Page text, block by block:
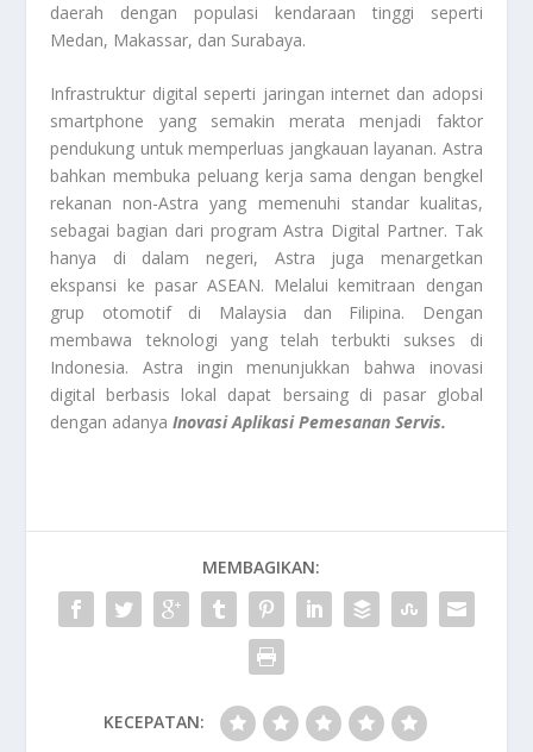
daerah dengan populasi kendaraan tinggi seperti
Medan, Makassar, dan Surabaya.
Infrastruktur digital seperti jaringan internet dan adopsi
smartphone yang semakin merata menjadi faktor
pendukung untuk memperluas jangkauan layanan. Astra
bahkan membuka peluang kerja sama dengan bengkel
rekanan non-Astra yang memenuhi standar kualitas,
sebagai bagian dari program Astra Digital Partner. Tak
hanya di dalam negeri, Astra juga menargetkan
ekspansi ke pasar ASEAN. Melalui kemitraan dengan
grup otomotif di Malaysia dan Filipina. Dengan
membawa teknologi yang telah terbukti sukses di
Indonesia. Astra ingin menunjukkan bahwa inovasi
digital berbasis lokal dapat bersaing di pasar global
dengan adanya Inovasi Aplikasi Pemesanan Servis.
MEMBAGIKAN:
KECEPATAN: